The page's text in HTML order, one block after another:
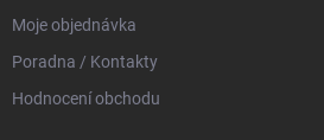
Moje objednávka
Poradna / Kontakty
Hodnocení obchodu